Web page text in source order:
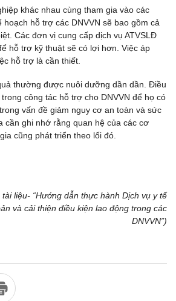
khác nhau cùng tham gia vào các
hỗ trợ các DNVVN sẽ bao gồm cả
Các đơn vị cung cấp dịch vụ ATVSLĐ
hỗ trợ kỹ thuật sẽ có lợi hơn. Việc áp
hỗ trợ là cần thiết.
thường được nuôi dưỡng dần dần. Điều
công tác hỗ trợ cho DNVVN để họ có
vấn đề giảm nguy cơ an toàn và sức
cần ghi nhớ rằng quan hệ của các cơ
cũng phát triển theo lối đó.
liệu- “Hướng dẫn thực hành Dịch vụ y tế
và cải thiện điều kiện lao động trong các
DNVVN”)